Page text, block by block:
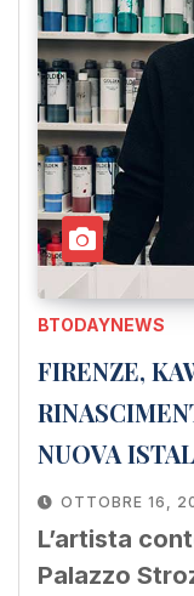
BTODAYNEWS
FIRENZE,
NUOVA
OTTOBRE 16,
L’artista
Palazzo